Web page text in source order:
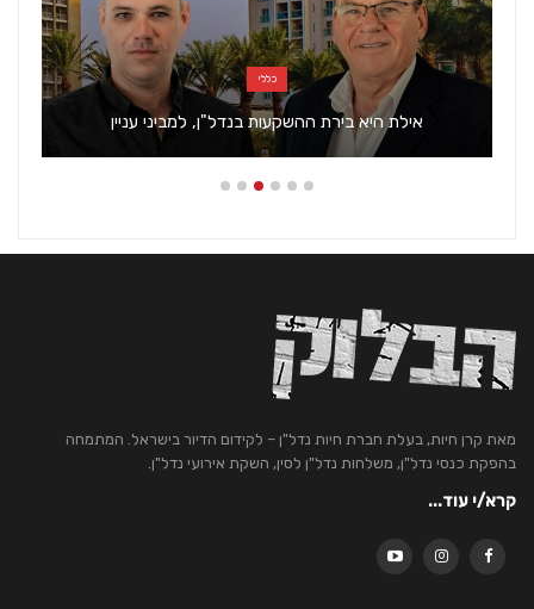
כללי
אילת היא בירת ההשקעות בנדל"ן, למביני עניין
מאת קרן חיות, בעלת חברת חיות נדל"ן – לקידום הדיור בישראל. המתמחה
בהפקת כנסי נדל"ן, משלחות נדל"ן לסין, השקת אירועי נדל"ן.
קרא/י עוד...